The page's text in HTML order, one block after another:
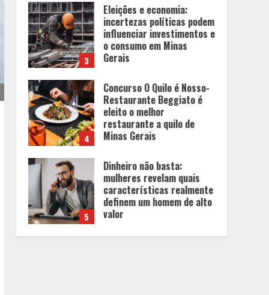
3
Gerais
4
Concurso O Quilo é Nosso-
Restaurante Beggiato é
eleito o melhor
Minas Gerais
Dinheiro não basta:
mulheres revelam quais
características realmente
valor
Projeto em análise no
Senado pode transformar
o WhatsApp em um canal